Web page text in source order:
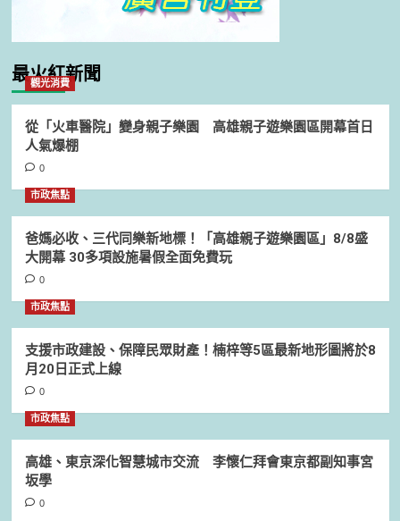
最火紅新聞
觀光消費
從「火車醫院」變身親子樂園 高雄親子遊樂園區開幕首日
人氣爆棚
0
市政焦點
爸媽必收、三代同樂新地標！「高雄親子遊樂園區」8/8盛
大開幕 30多項設施暑假全面免費玩
0
市政焦點
支援市政建設、保障民眾財產！楠梓等5區最新地形圖將於8
月20日正式上線
0
市政焦點
高雄、東京深化智慧城市交流 李懷仁拜會東京都副知事宮
坂學
0